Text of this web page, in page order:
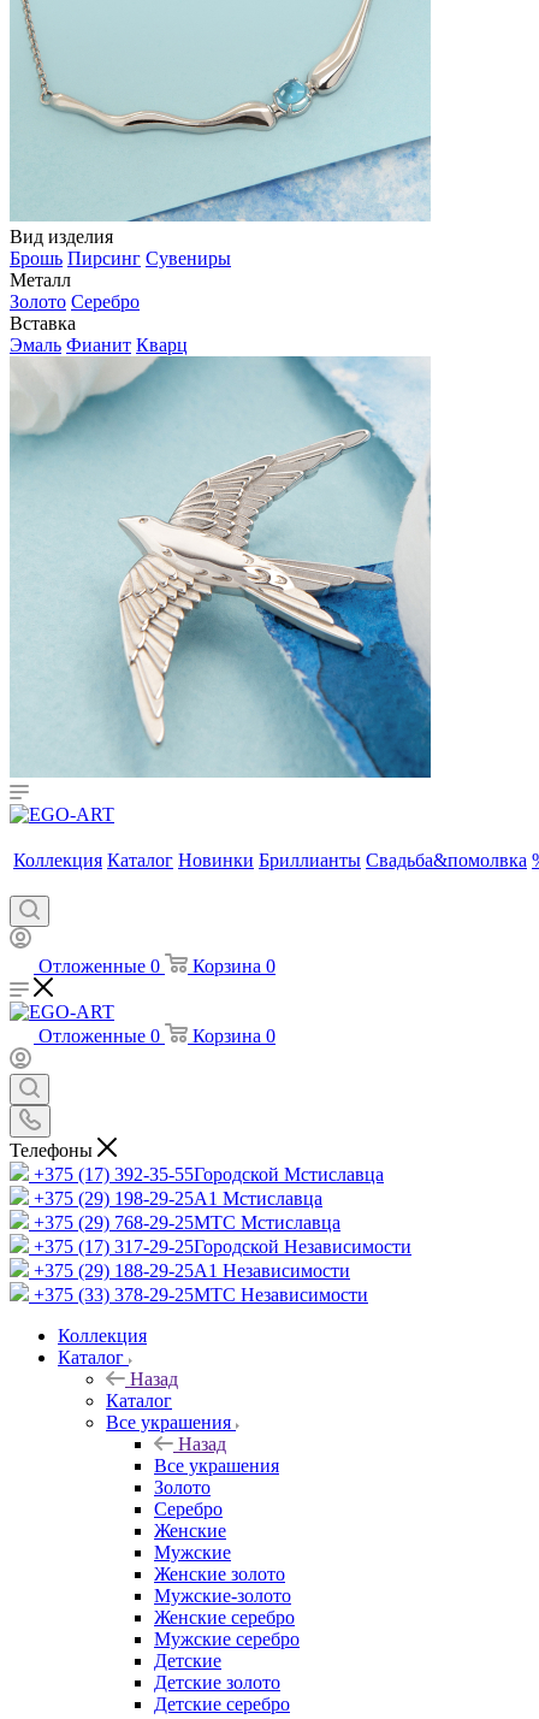
Вид изделия
Брошь Пирсинг Сувениры
Металл
Золото Серебро
Вставка
Эмаль Фианит Кварц
Коллекция Каталог Новинки Бриллианты Свадьба&помолвка
Отложенные 0 Корзина 0
Отложенные 0 Корзина 0
Телефоны
+375 (17) 392-35-55Городской Мстиславца
+375 (29) 198-29-25A1 Мстиславца
+375 (29) 768-29-25МТС Мстиславца
+375 (17) 317-29-25Городской Независимости
+375 (29) 188-29-25A1 Независимости
+375 (33) 378-29-25МТС Независимости
Коллекция
Каталог
Назад
Каталог
Все украшения
Назад
Все украшения
Золото
Серебро
Женские
Мужские
Женские золото
Мужские-золото
Женские серебро
Мужские серебро
Детские
Детские золото
Детские серебро